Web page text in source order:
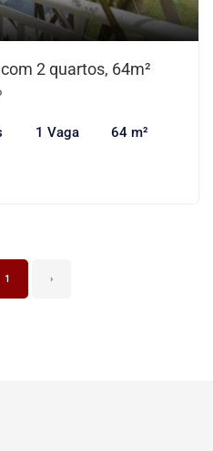
2 quartos, 64m²
1 Vaga 64 m²
1 ›